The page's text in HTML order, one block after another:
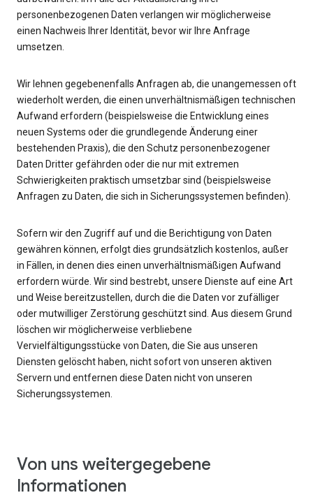
personenbezogenen Daten verlangen wir möglicherweise
einen Nachweis Ihrer Identität, bevor wir Ihre Anfrage
umsetzen.
Wir lehnen gegebenenfalls Anfragen ab, die unangemessen oft
wiederholt werden, die einen unverhältnismäßigen technischen
Aufwand erfordern (beispielsweise die Entwicklung eines
neuen Systems oder die grundlegende Änderung einer
bestehenden Praxis), die den Schutz personenbezogener
Daten Dritter gefährden oder die nur mit extremen
Schwierigkeiten praktisch umsetzbar sind (beispielsweise
Anfragen zu Daten, die sich in Sicherungssystemen befinden).
Sofern wir den Zugriff auf und die Berichtigung von Daten
gewähren können, erfolgt dies grundsätzlich kostenlos, außer
in Fällen, in denen dies einen unverhältnismäßigen Aufwand
erfordern würde. Wir sind bestrebt, unsere Dienste auf eine Art
und Weise bereitzustellen, durch die die Daten vor zufälliger
oder mutwilliger Zerstörung geschützt sind. Aus diesem Grund
löschen wir möglicherweise verbliebene
Vervielfältigungsstücke von Daten, die Sie aus unseren
Diensten gelöscht haben, nicht sofort von unseren aktiven
Servern und entfernen diese Daten nicht von unseren
Sicherungssystemen.
Von uns weitergegebene
Informationen